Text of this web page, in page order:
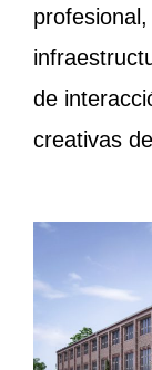
de
creativas